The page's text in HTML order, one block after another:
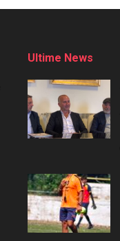
Ultime News